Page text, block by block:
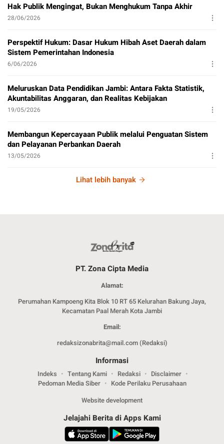
Hak Publik Mengingat, Bukan Menghukum Tanpa Akhir
28/06/2026
Perspektif Hukum: Dasar Hukum Hibah Aset Daerah dalam
Sistem Pemerintahan Indonesia
6/06/2026
Meluruskan Data Pendidikan Jambi: Antara Fakta Statistik,
Akuntabilitas Anggaran, dan Realitas Kebijakan
19/05/2026
Membangun Kepercayaan Publik melalui Penguatan Sistem
dan Pelayanan Perbankan Daerah
13/05/2026
Lihat lebih banyak
PT. Zona Cipta Media
Alamat:
Perumahan Kampoeng Kita Blok 10 RT 65 Kelurahan Bakung Jaya,
Kecamatan Paal Merah Kota Jambi
Email:
redaksizonabrita@mail.com (Redaksi)
Informasi
Indeks Tentang Kami Redaksi
Disclaimer
Pedoman Media Siber
Kode Perilaku Perusahaan
Website development
Jelajahi Berita di Apps Kami